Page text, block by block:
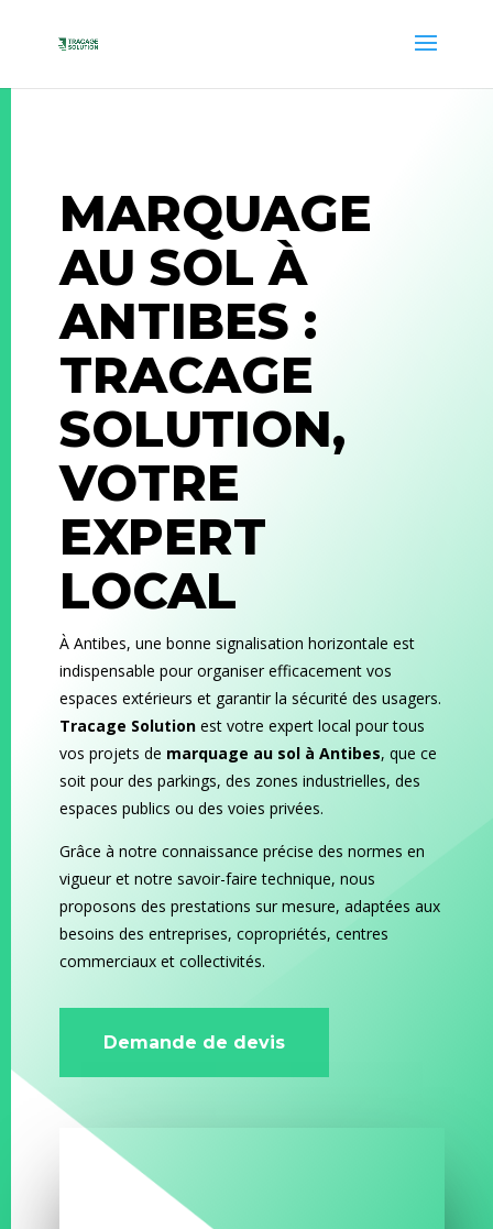
MARQUAGE
AU SOL À
ANTIBES :
TRACAGE
SOLUTION,
VOTRE
EXPERT
LOCAL
À Antibes, une bonne signalisation horizontale est
indispensable pour organiser efficacement vos
espaces extérieurs et garantir la sécurité des usagers.
Tracage Solutionest votre expert local pour tous
vos projets de marquage au sol à Antibes, que ce
soit pour des parkings, des zones industrielles, des
espaces publics ou des voies privées.
Grâce à notre connaissance précise des normes en
vigueur et notre savoir-faire technique, nous
proposons des prestations sur mesure, adaptées aux
besoins des entreprises, copropriétés, centres
commerciaux et collectivités.
Demande de devis